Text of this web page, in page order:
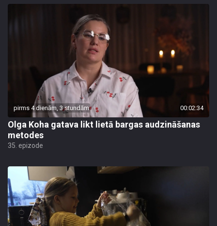
pirms 4 dienām, 3 stundām 00:02:34
Olga Koha gatava likt lietā bargas audzināšanas
metodes
35. epizode